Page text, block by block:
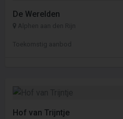
De Werelden
Alphen aan den Rijn
Toekomstig aanbod
Hof van Trijntje